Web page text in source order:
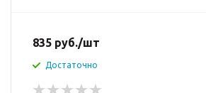
835 руб./шт
Достаточно